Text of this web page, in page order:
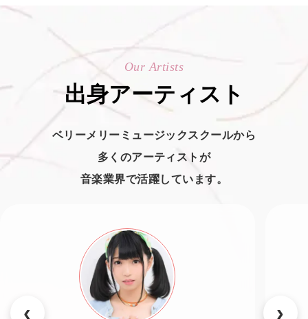
Our Artists
出身アーティスト
ベリーメリーミュージックスクールから
多くのアーティストが
音楽業界で活躍しています。